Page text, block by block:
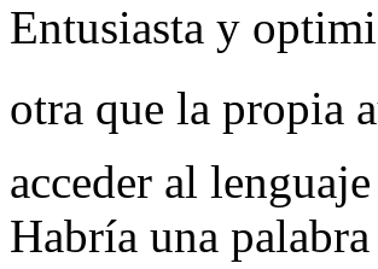
Entusiasta y
otra que la propia
acceder al
Habría una